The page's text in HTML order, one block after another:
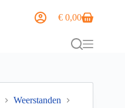
€ 0,00
Weerstanden